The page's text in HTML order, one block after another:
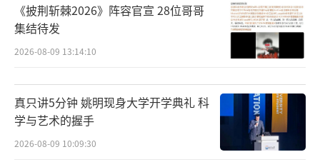
《披荆斩棘2026》阵容官宣 28位哥哥
集结待发
2026-08-09 13:14:10
真只讲5分钟 姚明现身大学开学典礼 科
学与艺术的握手
2026-08-09 10:09:30